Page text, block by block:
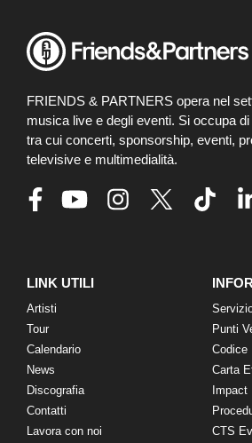
FRIENDS & PARTNERS opera nel
musica live e degli eventi. Si occupa
tra cui concerti, sponsorship, eventi,
televisive e multimedialità.
LINK UTILI
Artisti
Tour
Calendario
News
Discografia
Contatti
Lavora con noi
Punti
Codice
Carta
CTS